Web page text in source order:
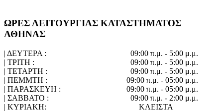
ΩΡΕΣ ΛΕΙΤΟΥΡΓΙΑΣ ΚΑΤΑΣΤΗΜΑΤΟΣ
ΑΘΗΝΑΣ
| ΔΕΥΤΕΡΑ :
09:00 π.μ. - 5:00 μ.μ.
| ΤΡΙΤΗ :
09:00 π.μ. - 5:00 μ.μ.
| ΤΕΤΑΡΤΗ :
09:00 π.μ. - 5:00 μ.μ.
| ΠΕΜΜΤΗ :
09:00 π.μ. - 05:00 μ.μ.
| ΠΑΡΑΣΚΕΥΗ :
09:00 π.μ. - 05:00 μ.μ.
| ΣΑΒΒΑΤΟ :
09:00 π.μ. - 2:00 μ.μ.
| ΚΥΡΙΑΚΗ:
ΚΛΕΙΣΤΑ